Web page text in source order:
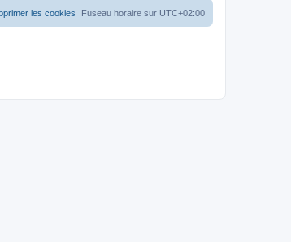
Fuseau horaire sur UTC+02:00
les cookies